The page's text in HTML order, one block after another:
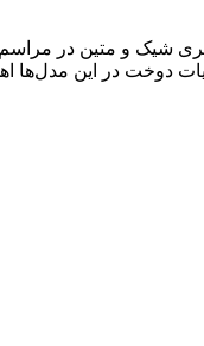
شیک و متین در
دوخت در این مدل‌ها